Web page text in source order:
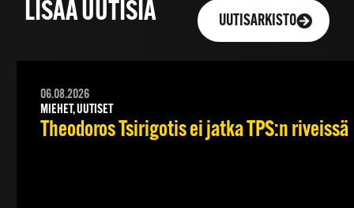
LISÄÄ UUTISIA UUTISARKISTO
06.08.2026
MIEHET, UUTISET
Theodoros Tsirigotis ei jatka TPS:n riveissä